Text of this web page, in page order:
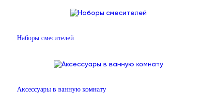
Наборы смесителей
Аксессуары в ванную комнату